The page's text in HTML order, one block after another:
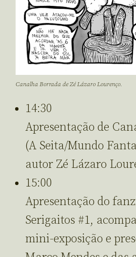
Canalha Borrada de Zé Lázaro Lourenço.
14:30
Apresentação de
(A Seita/Mundo
autor Zé Lázaro
15:00
Apresentação do
Serigaitos #1,
mini-exposição e